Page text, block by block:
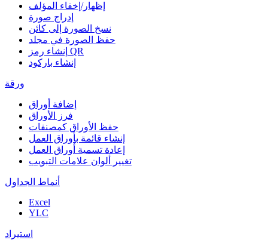
إظهار/إخفاء المؤلف
إدراج صورة
نسخ الصورة إلى كائن
حفظ الصورة في مجلد
إنشاء رمز QR
إنشاء باركود
ورقة
إضافة أوراق
فرز الأوراق
حفظ الأوراق كمصنفات
إنشاء قائمة بأوراق العمل
إعادة تسمية أوراق العمل
تغيير ألوان علامات التبويب
أنماط الجداول
Excel
YLC
استيراد